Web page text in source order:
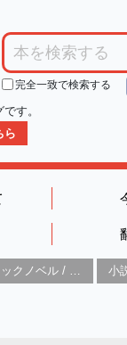
完全一致で検索する
す。
ら
小